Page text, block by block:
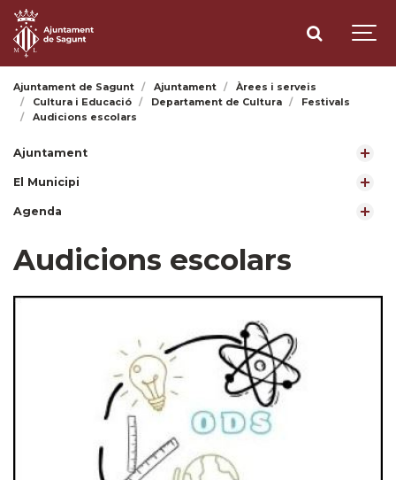
Ajuntament de Sagunt Ajuntament
Àrees i serveis
Cultura i Educació
Departament de Cultura
Festivals
Audicions escolars
Ajuntament
El Municipi
Agenda
Audicions escolars